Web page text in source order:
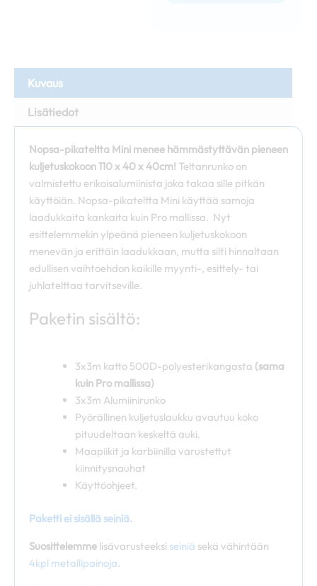
Kuvaus
Lisätiedot
Nopsa-pikateltta Mini menee hämmästyttävän pieneen
kuljetuskokoon 110 x 40 x 40cm! Teltanrunko on
valmistettu erikoisalumiinista joka takaa sille pitkän
käyttöiän. Nopsa-pikateltta Mini käyttää samoja
laadukkaita kankaita kuin Pro mallissa. Nyt
esittelemmekin ylpeänä pieneen kuljetuskokoon
menevän ja erittäin laadukkaan, mutta silti hinnaltaan
edullisen vaihtoehdon kaikille myynti-, esittely- tai
juhlatelttaa tarvitseville.
Paketin sisältö:
3x3m katto 500D-polyesterikangasta (sama
kuin Pro mallissa)
3x3m Alumiinirunko
Pyörällinen kuljetuslaukku avautuu koko
pituudeltaan keskeltä auki.
Maapiikit ja karbiinilla varustettut
kiinnitysnauhat
Käyttöohjeet.
Paketti ei sisällä seiniä.
Suosittelemme lisävarusteeksi seiniä sekä vähintään
4kpl metallipainoja.